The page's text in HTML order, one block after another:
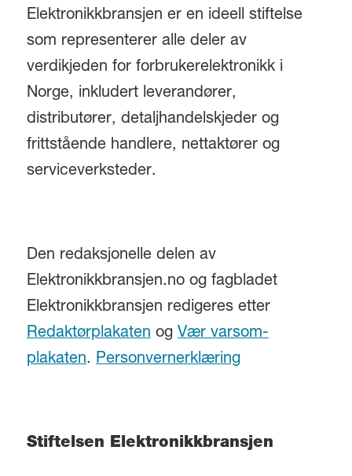
Elektronikkbransjen er en ideell stiftelse
som representerer alle deler av
verdikjeden for forbrukerelektronikk i
Norge, inkludert leverandører,
distributører, detaljhandelskjeder og
frittstående handlere, nettaktører og
serviceverksteder.
Den redaksjonelle delen av
Elektronikkbransjen.no og fagbladet
Elektronikkbransjen redigeres etter
Redaktørplakaten og Vær varsom-
plakaten. Personvernerklæring
Stiftelsen Elektronikkbransjen